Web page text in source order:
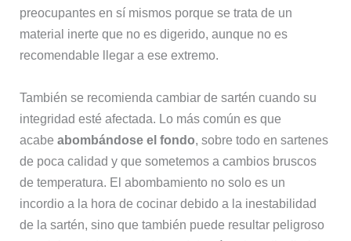
preocupantes en sí mismos porque se trata de un
material inerte que no es digerido, aunque no es
recomendable llegar a ese extremo.
También se recomienda cambiar de sartén cuando su
integridad esté afectada. Lo más común es que
acabeabombándose el fondo, sobre todo en sartenes
de poca calidad y que sometemos a cambios bruscos
de temperatura. El abombamiento no solo es un
incordio a la hora de cocinar debido a la inestabilidad
de la sartén, sino que también puede resultar peligroso